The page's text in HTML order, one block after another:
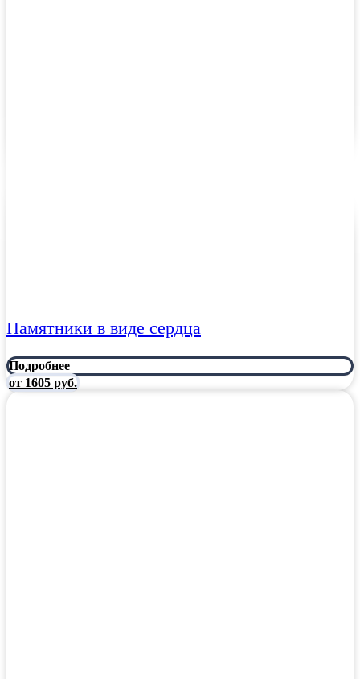
Памятники в виде сердца
Подробнее
от 1605 руб.